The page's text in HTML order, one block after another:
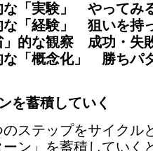
「実験」 やってみ
「経験」 狙いを持
的な観察 成功・失
「概念化」 勝ちパ
を蓄積していく
ステップをサイクル
ン」を蓄積していく